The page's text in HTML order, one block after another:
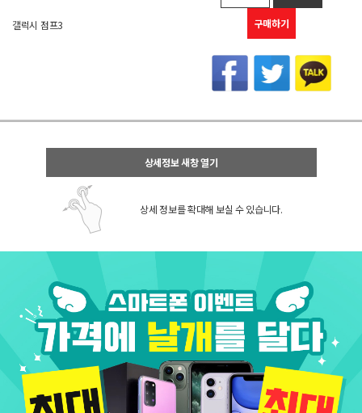
갤럭시 점프3 구매하기
상세정보 새창 열기
상세 정보를 확대해 보실 수 있습니다.